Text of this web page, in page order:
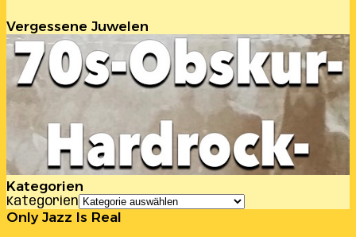
Vergessene Juwelen
Kategorien
Kategorien
Only Jazz Is Real